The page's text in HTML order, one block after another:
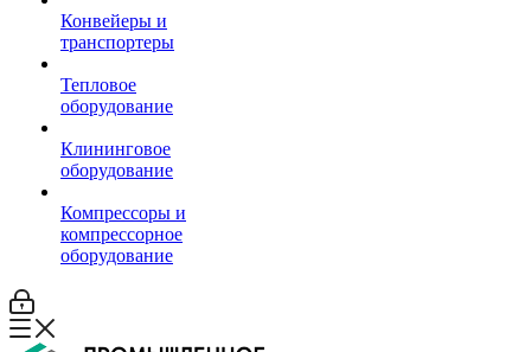
Конвейеры и
транспортеры
Тепловое
оборудование
Клининговое
оборудование
Компрессоры и
компрессорное
оборудование